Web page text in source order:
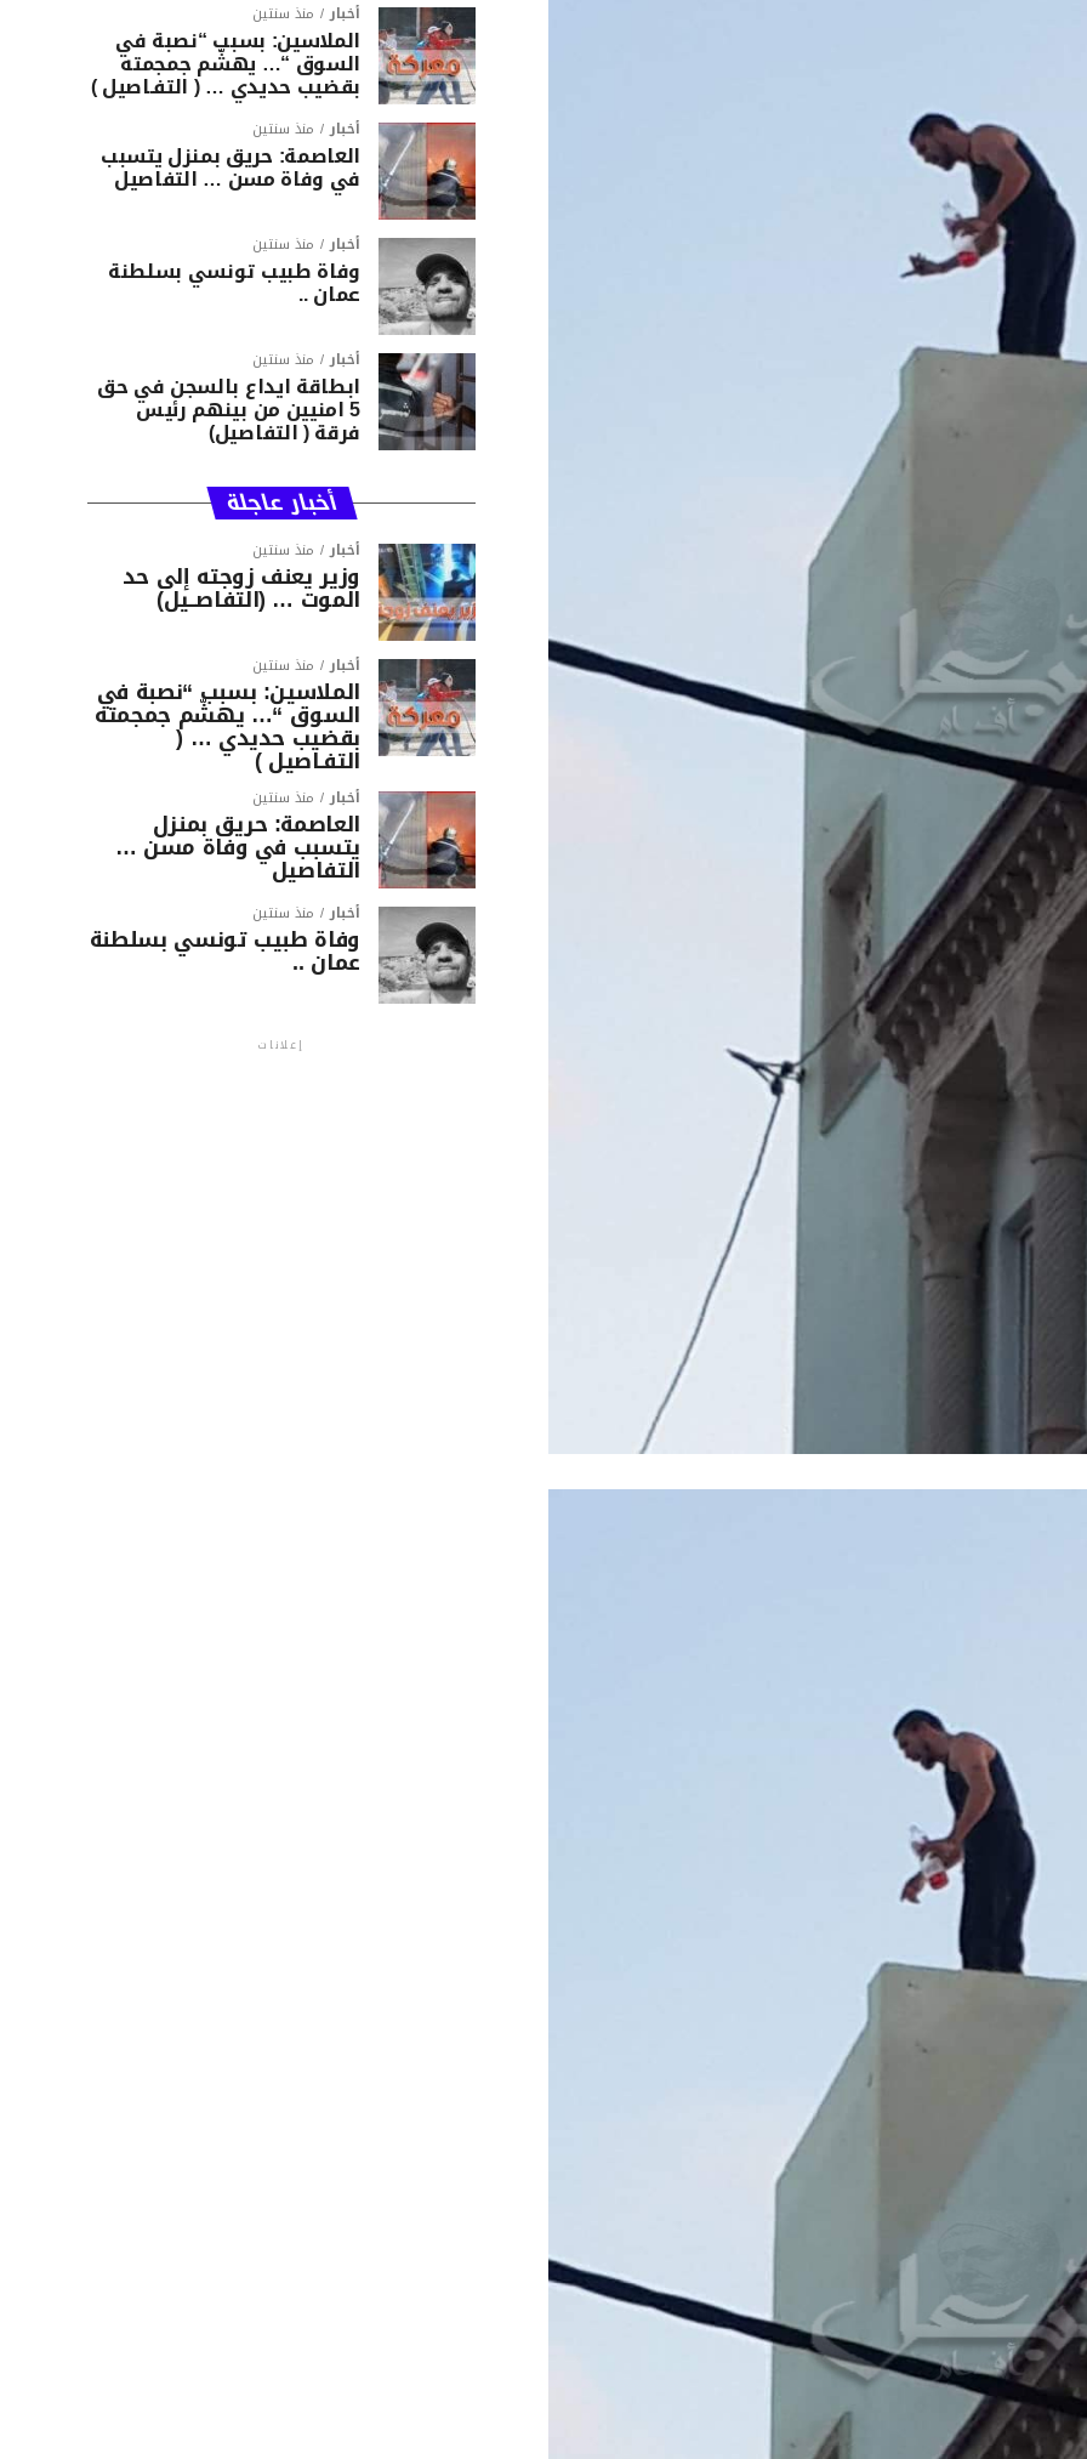
أخبار منذ سنتين
الملاسين: بسبب “نصبة في
السوق “… يهشّم جمجمته
بقضيب حديدي … ( التفـاصيل )
أخبار منذ سنتين
العاصمة: حريق بمنزل يتسبب
في وفاة مسن … التفاصيل
أخبار منذ سنتين
وفاة طبيب تونسي بسلطنة
عمان ..
أخبار منذ سنتين
ابطاقة ايداع بالسجن في حق
5 امنيين من بينهم رئيس
فرقة ( التفاصيل)
أخبار عاجلة
أخبار منذ سنتين
وزير يعنف زوجته إلى حد
الموت … (التفاصــيل)
أخبار منذ سنتين
الملاسين: بسبب “نصبة في
السوق “… يهشّم جمجمته
بقضيب حديدي … (
التفـاصيل )
أخبار منذ سنتين
العاصمة: حريق بمنزل
يتسبب في وفاة مسن …
التفاصيل
أخبار منذ سنتين
وفاة طبيب تونسي بسلطنة
عمان ..
إعلانات